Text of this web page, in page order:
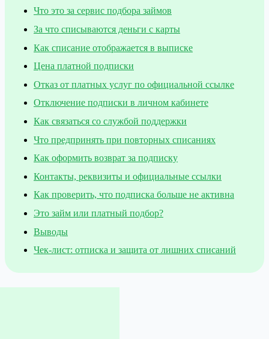
Что это за сервис подбора займов
За что списываются деньги с карты
Как списание отображается в выписке
Цена платной подписки
Отказ от платных услуг по официальной ссылке
Отключение подписки в личном кабинете
Как связаться со службой поддержки
Что предпринять при повторных списаниях
Как оформить возврат за подписку
Контакты, реквизиты и официальные ссылки
Как проверить, что подписка больше не активна
Это займ или платный подбор?
Выводы
Чек-лист: отписка и защита от лишних списаний